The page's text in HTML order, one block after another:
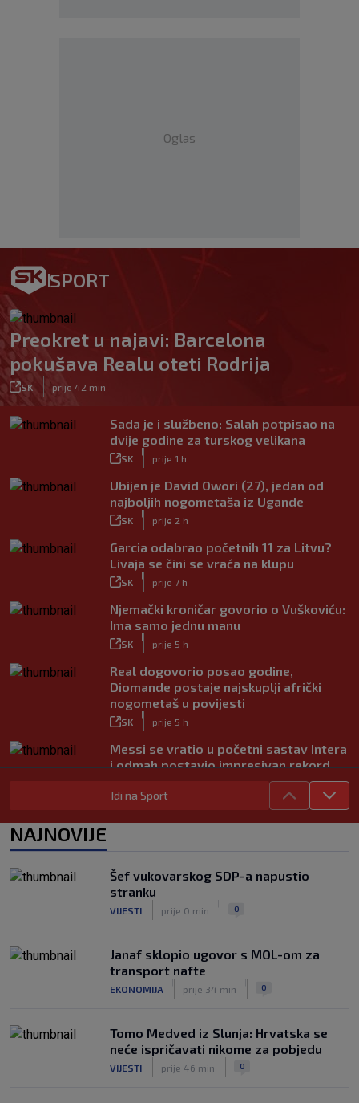
Oglas
SPORT
Preokret u najavi: Barcelona
pokušava Realu oteti Rodrija
SK prije 42 min
Sada je i službeno: Salah potpisao na
dvije godine za turskog velikana
SK prije 1 h
Ubijen je David Owori (27), jedan od
najboljih nogometaša iz Ugande
SK prije 2 h
Garcia odabrao početnih 11 za Litvu?
Livaja se čini se vraća na klupu
SK prije 7 h
Njemački kroničar govorio o Vuškoviću:
Ima samo jednu manu
SK prije 5 h
Real dogovorio posao godine,
Diomande postaje najskuplji afrički
nogometaš u povijesti
SK prije 5 h
Messi se vratio u početni sastav Intera
i odmah postavio impresivan rekord
Novo Dinamovo pojačanje ubrzo
potpisuje, prvo će igrati u Lekinoj
Idi na Sport
NAJNOVIJE
Šef vukovarskog SDP-a napustio
stranku
VIJESTI prije 0 min 0
Janaf sklopio ugovor s MOL-om za
transport nafte
EKONOMIJA prije 34 min 0
Tomo Medved iz Slunja: Hrvatska se
neće ispričavati nikome za pobjedu
VIJESTI prije 46 min 0